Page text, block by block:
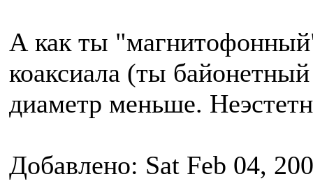
А как ты
коаксиала (ты
диаметр меньше.
Добавлено: Sat Feb 04,